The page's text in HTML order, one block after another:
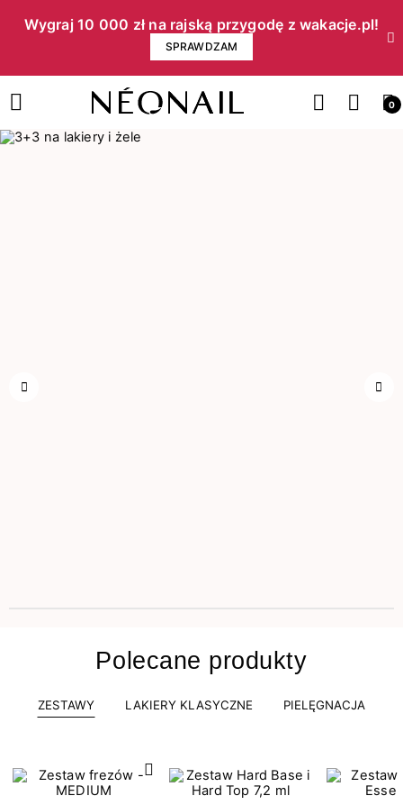
Wygraj 10 000 zł na rajską przygodę z wakacje.pl!​
SPRAWDZAM
0
Polecane produkty
ZESTAWY LAKIERY KLASYCZNE PIELĘGNACJA